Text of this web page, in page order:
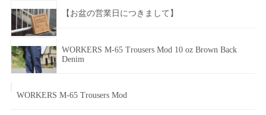
【お盆の営業日につきまして】
WORKERS M-65 Trousers Mod 10 oz Brown Back
Denim
WORKERS M-65 Trousers Mod